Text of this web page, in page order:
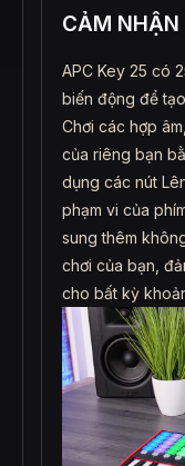
CẢM NHẬN
APC Key 25 có
biến động để
Chơi các hợp
của riêng bạn
dụng các nút
phạm vi của
sung thêm
chơi của bạn,
cho bất kỳ